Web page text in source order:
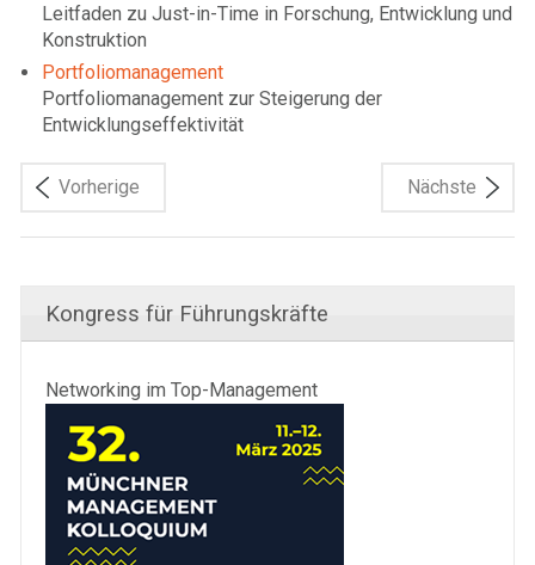
Leitfaden zu Just-in-Time in Forschung, Entwicklung und
Konstruktion
Portfoliomanagement
Portfoliomanagement zur Steigerung der
Entwicklungseffektivität
Vorherige Nächste
Kongress für Führungskräfte
Networking im Top-Management